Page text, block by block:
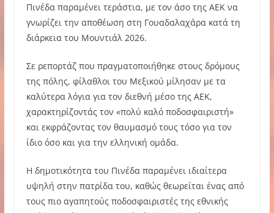
Πινέδα παραμένει τεράστια, με τον άσο της ΑΕΚ να
γνωρίζει την αποθέωση στη Γουαδαλαχάρα κατά τη
διάρκεια του Μουντιάλ 2026.
Σε ρεπορτάζ που πραγματοποιήθηκε στους δρόμους
της πόλης, φίλαθλοι του Μεξικού μίλησαν με τα
καλύτερα λόγια για τον διεθνή μέσο της ΑΕΚ,
χαρακτηρίζοντάς τον «πολύ καλό ποδοσφαιριστή»
και εκφράζοντας τον θαυμασμό τους τόσο για τον
ίδιο όσο και για την ελληνική ομάδα.
Η δημοτικότητα του Πινέδα παραμένει ιδιαίτερα
υψηλή στην πατρίδα του, καθώς θεωρείται ένας από
τους πιο αγαπητούς ποδοσφαιριστές της εθνικής